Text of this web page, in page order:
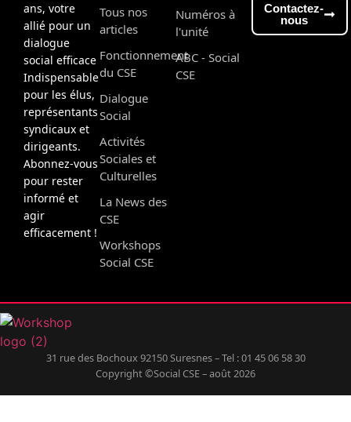
ans, votre
allié pour un
dialogue
social efficace
Indispensable
pour les élus,
représentants
syndicaux et
dirigeants.
Abonnez-vous
pour rester
informé et
agir
efficacement !
Tous nos
articles
Fonctionnement
du CSE
Dialogue
Social
Activités
Sociales et
Culturelles
La News des
CSE
Workshops
Social CSE
Numéros à
l'unité
ABC - Social
CSE
Contactez-
nous
31 rue des Bochoux 92150 Suresnes – Tel : 01 45 06 58 30
Copyright ©Social CSE – août 2026